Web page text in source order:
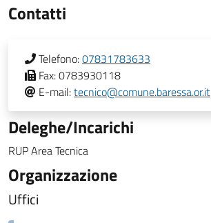
Contatti
Telefono:07831783633
Fax:0783930118
E-mail:tecnico@comune.baressa.or.it
Deleghe/Incarichi
RUP Area Tecnica
Organizzazione
Uffici